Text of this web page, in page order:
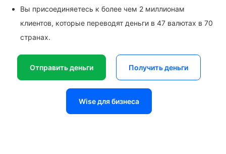
Вы присоединяетесь к более чем 2 миллионам
клиентов, которые переводят деньги в 47 валютах в 70
странах.
Отправить деньги Получить деньги
Wise для бизнеса